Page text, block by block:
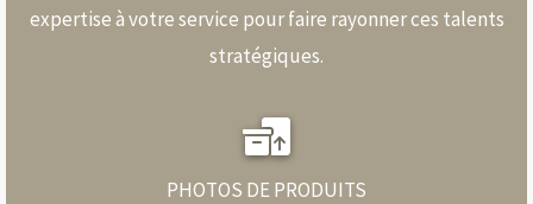
expertise à votre service pour faire rayonner ces talents
stratégiques.
PHOTOS DE PRODUITS